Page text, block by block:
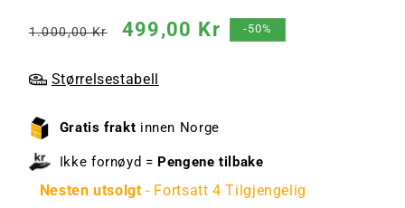
Vanlig
1.000,00 Kr Salgspris
499,00 Kr -50%
Størrelsestabell
Gratis frakt innen Norge
Ikke fornøyd = Pengene tilbake
Nesten utsolgt - Fortsatt 4 Tilgjengelig